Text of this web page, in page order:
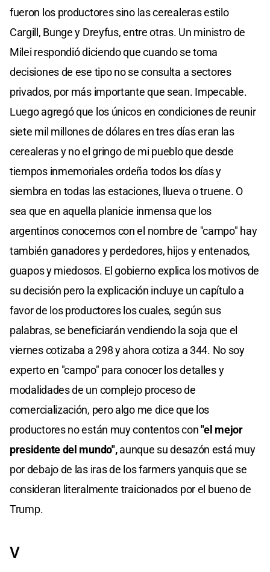
fueron los productores sino las cerealeras estilo
Cargill, Bunge y Dreyfus, entre otras. Un ministro de
Milei respondió diciendo que cuando se toma
decisiones de ese tipo no se consulta a sectores
privados, por más importante que sean. Impecable.
Luego agregó que los únicos en condiciones de reunir
siete mil millones de dólares en tres días eran las
cerealeras y no el gringo de mi pueblo que desde
tiempos inmemoriales ordeña todos los días y
siembra en todas las estaciones, llueva o truene. O
sea que en aquella planicie inmensa que los
argentinos conocemos con el nombre de "campo" hay
también ganadores y perdedores, hijos y entenados,
guapos y miedosos. El gobierno explica los motivos de
su decisión pero la explicación incluye un capítulo a
favor de los productores los cuales, según sus
palabras, se beneficiarán vendiendo la soja que el
viernes cotizaba a 298 y ahora cotiza a 344. No soy
experto en "campo" para conocer los detalles y
modalidades de un complejo proceso de
comercialización, pero algo me dice que los
productores no están muy contentos con"el mejor
presidente del mundo",aunque su desazón está muy
por debajo de las iras de los farmers yanquis que se
consideran literalmente traicionados por el bueno de
Trump.
V